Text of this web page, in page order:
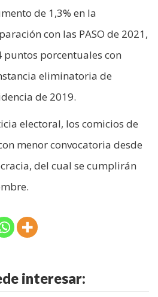
de 1,3% en la
con las PASO de 2021,
puntos porcentuales con
eliminatoria de
de 2019.
electoral, los comicios de
menor convocatoria desde
del cual se cumplirán
interesar: